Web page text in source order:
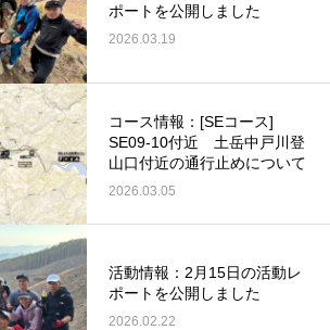
ポートを公開しました
2026.03.19
コース情報：[SEコース]
SE09-10付近 土岳中戸川登
山口付近の通行止めについて
2026.03.05
活動情報：2月15日の活動レ
ポートを公開しました
2026.02.22